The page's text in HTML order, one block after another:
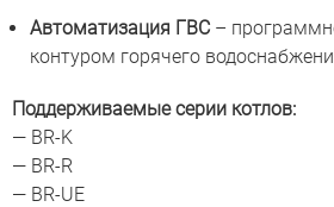
Автоматизация ГВС –
контуром горячего
Поддерживаемые серии котлов:
— BR-K
— BR-R
— BR-UE